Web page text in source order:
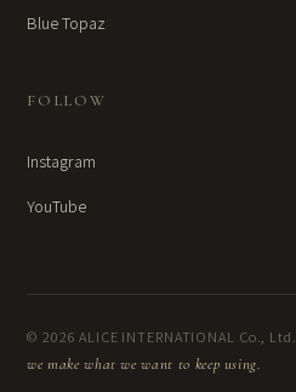
Blue Topaz
FOLLOW
Instagram
YouTube
© 2026 ALICE INTERNATIONAL Co.,
we make what we want to keep using.